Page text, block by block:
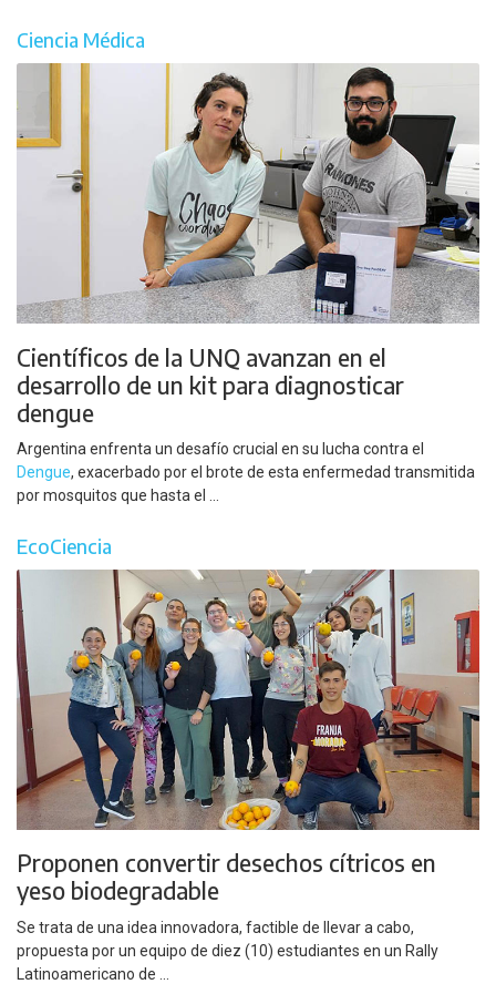
Ciencia Médica
Científicos de la UNQ avanzan en el
desarrollo de un kit para diagnosticar
dengue
Argentina enfrenta un desafío crucial en su lucha contra el
Dengue, exacerbado por el brote de esta enfermedad transmitida
por mosquitos que hasta el ...
EcoCiencia
Proponen convertir desechos cítricos en
yeso biodegradable
Se trata de una idea innovadora, factible de llevar a cabo,
propuesta por un equipo de diez (10) estudiantes en un Rally
Latinoamericano de ...